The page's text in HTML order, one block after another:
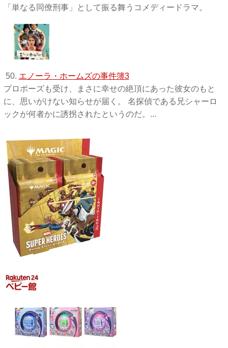
「単なる同僚刑事」として振る舞うコメディードラマ。
50. エノーラ・ホームズの事件簿3
プロポーズも受け、まさに幸せの絶頂にあった彼女のもと
に、思いがけない知らせが届く。 名探偵である兄シャーロ
ックが何者かに誘拐されたというのだ。...